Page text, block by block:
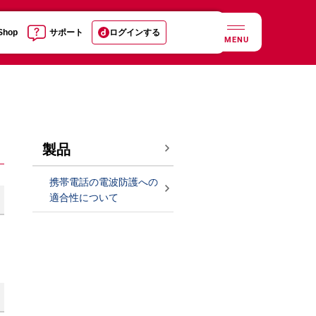
サポート ログインする
MENU
製品
携帯電話の電波防護への
適合性について